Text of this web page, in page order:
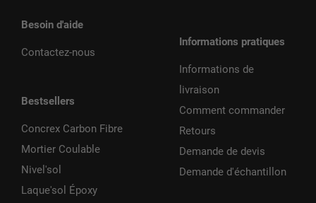
Besoin d'aide
Contactez-nous
Bestsellers
Concrex Carbon Fibre
Mortier Coulable
Nivel'sol
Laque'sol Époxy
Informations pratiques
Informations de
livraison
Comment commander
Retours
Demande de devis
Demande d'échantillon